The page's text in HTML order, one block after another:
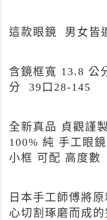
這款眼鏡 男女皆
含鏡框寬 13.8
分 39口28-145
全新真品 貞觀謹
100% 純 手工眼
小框 可配 高度數
日本手工師傅將
心切割琢磨而成